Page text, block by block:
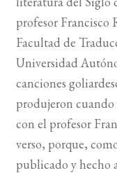
profesor Francisco
Facultad de
Universidad
canciones
produjeron
con el profesor
verso, porque,
publicado y hecho